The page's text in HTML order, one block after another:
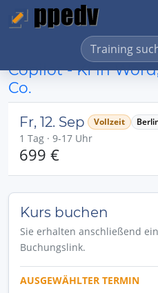
Copilot - KI in
Co.
Fr, 12. Sep Vollzeit
1 Tag · 9-17 Uhr
699 €
Kurs buchen
Sie erhalten anschließend
Buchungslink.
AUSGEWÄHLTER TERMIN